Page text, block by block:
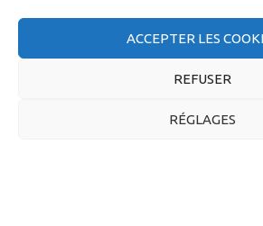
ACCEPTER LES
REFUSER
RÉGLAGES
GUIDE POUR